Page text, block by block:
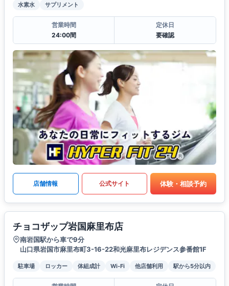
水素水
サプリメント
営業時間
24:00間
定休日
要確認
店舗情報 公式サイト 体験・相談予約
チョコザップ岩国麻里布店
南岩国駅から車で9分
山口県岩国市麻里布町3-16-22和光麻里布レジデンス参番館1F
駐車場 ロッカー 体組成計 Wi-Fi 他店舗利用 駅から5分以内